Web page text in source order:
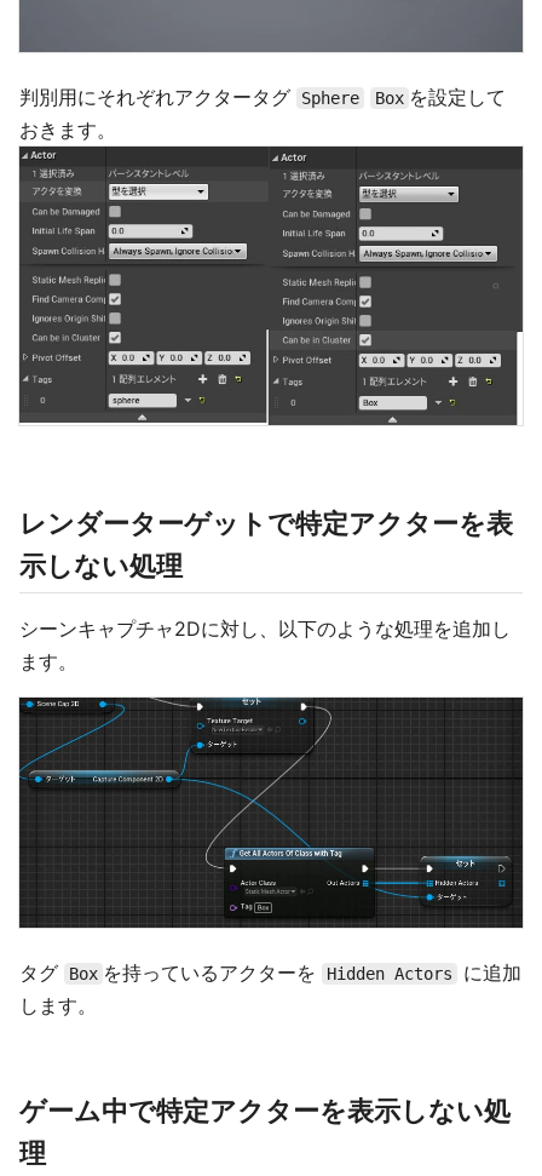
判別用にそれぞれアクタータグ Sphere Box を設定して
おきます。
レンダーターゲットで特定アクターを表
示しない処理
シーンキャプチャ2Dに対し、以下のような処理を追加し
ます。
タグ Box を持っているアクターを Hidden Actors
に追加
します。
ゲーム中で特定アクターを表示しない処
理